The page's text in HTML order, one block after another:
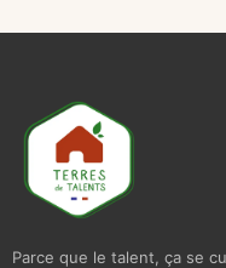
Parce que le talent, ça se